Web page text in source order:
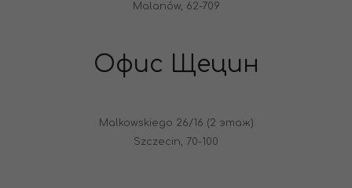
Malanów, 62-709
Офис Щецин
Malkowskiego 26/16 (2 этаж)
Szczecin, 70-100